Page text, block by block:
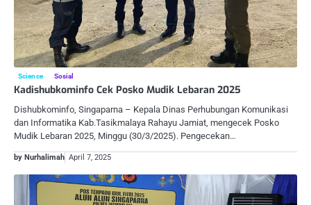
Science Sosial
Kadishubkominfo Cek Posko Mudik Lebaran 2025
Dishubkominfo, Singaparna – Kepala Dinas Perhubungan Komunikasi
dan Informatika Kab.Tasikmalaya Rahayu Jamiat, mengecek Posko
Mudik Lebaran 2025, Minggu (30/3/2025). Pengecekan…
by Nurhalimah April 7, 2025